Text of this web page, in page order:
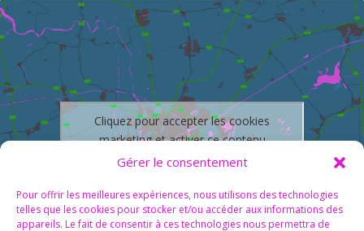
Gérer le consentement
Pour offrir les meilleures expériences, nous utilisons des technologies
telles que les cookies pour stocker et/ou accéder aux informations des
appareils. Le fait de consentir à ces technologies nous permettra de
Cliquez pour accepter les cookies
marketing et activer ce contenu